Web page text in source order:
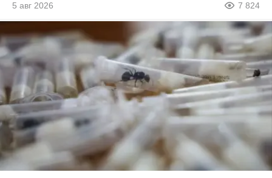
5 авг 2026 7 824